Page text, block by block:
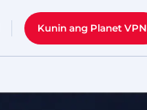
Kunin ang Planet VPN